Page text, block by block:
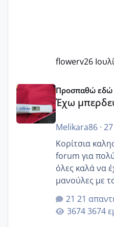
flowerv26
Έχω μπερδευτεί
Προσπαθώ εδώ
Έχω
Melikara86·
Κορίτσια
forum για
όλες καλά να
μανούλες με
αυτές που
γερα μωράκια
🙏🏼🙏🏼 Ας πάμε λοιπόν στο θέμα μου.
21
3674